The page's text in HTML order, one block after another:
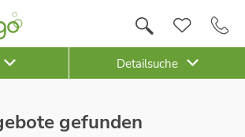
Detailsuche
gefunden